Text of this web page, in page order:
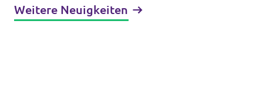
Weitere Neuigkeiten